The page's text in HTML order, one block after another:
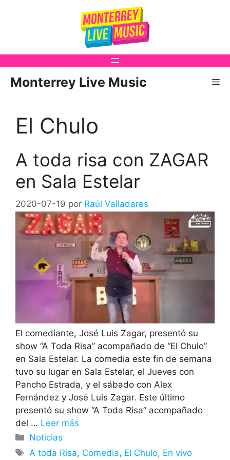
Monterrey Live Music
El Chulo
A toda risa con ZAGAR
en Sala Estelar
2020-07-19 por Raúl Valladares
El comediante, José Luis Zagar, presentó su
show “A Toda Risa” acompañado de “El Chulo”
en Sala Estelar. La comedia este fin de semana
tuvo su lugar en Sala Estelar, el Jueves con
Pancho Estrada, y el sábado con Alex
Fernández y José Luis Zagar. Este último
presentó su show “A Toda Risa” acompañado
del … Leer más
Categorías
Noticias
Etiquetas
A toda Risa, Comedia, El Chulo, En vivo